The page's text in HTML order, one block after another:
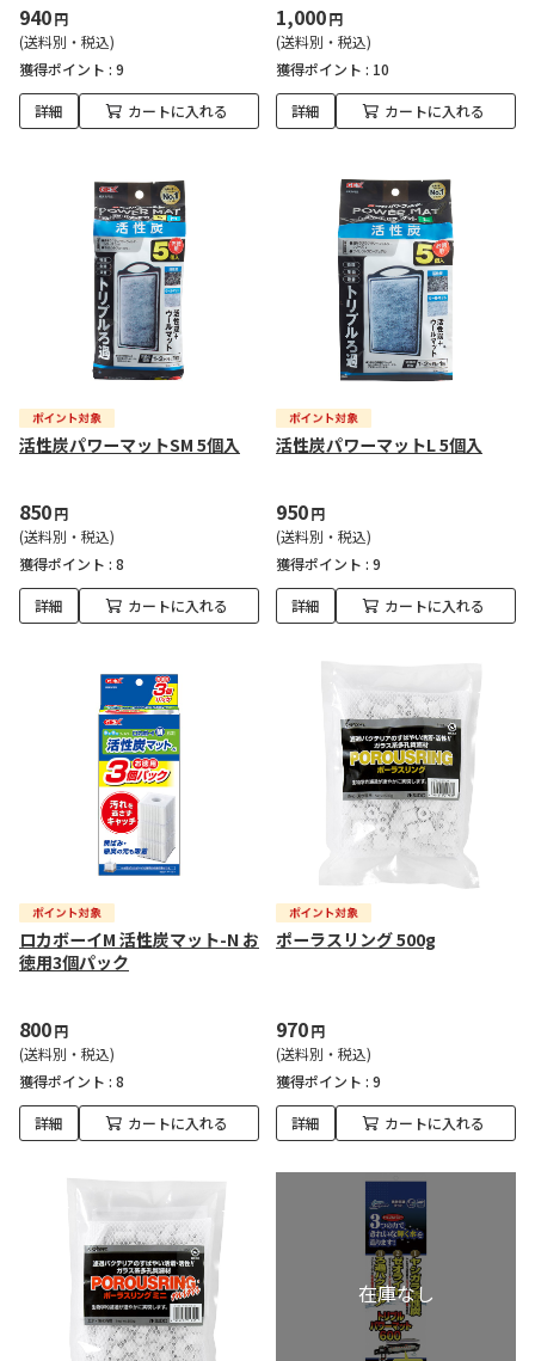
940円
(送料別・税込)
獲得ポイント : 9
詳細 カートに入れる
1,000円
(送料別・税込)
獲得ポイント : 10
詳細 カートに入れる
活性炭パワーマットSM 5個入
850円
(送料別・税込)
獲得ポイント : 8
詳細 カートに入れる
活性炭パワーマットL 5個入
950円
(送料別・税込)
獲得ポイント : 9
詳細 カートに入れる
ロカボーイM 活性炭マット-N お
徳用3個パック
800円
(送料別・税込)
獲得ポイント : 8
詳細 カートに入れる
ポーラスリング 500g
970円
(送料別・税込)
獲得ポイント : 9
詳細 カートに入れる